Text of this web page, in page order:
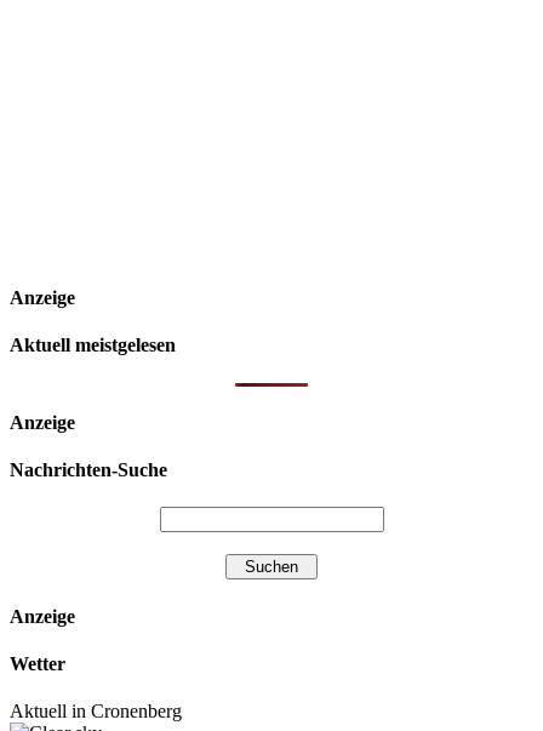
Anzeige
Aktuell meistgelesen
Anzeige
Nachrichten-Suche
Anzeige
Wetter
Aktuell in Cronenberg